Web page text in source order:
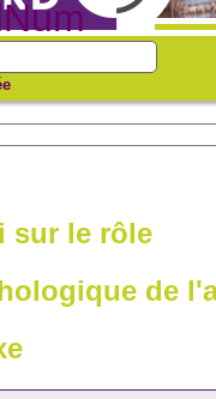
sur le rôle
de